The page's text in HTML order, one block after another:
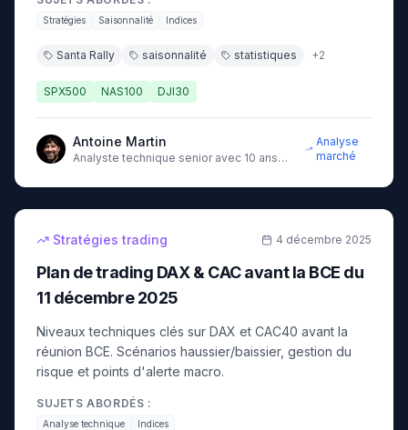
Stratégies Saisonnalité Indices
Santa Rally saisonnalité statistiques +2
SPX500 NAS100 DJI30
Antoine Martin
Analyste technique senior avec 10 ans
Analyse
marché
17min
Stratégies trading 4 décembre 2025
Plan de trading DAX & CAC avant la BCE du
11 décembre 2025
Niveaux techniques clés sur DAX et CAC40 avant la
réunion BCE. Scénarios haussier/baissier, gestion du
risque et points d'alerte macro.
SUJETS ABORDÉS :
Analyse technique Indices